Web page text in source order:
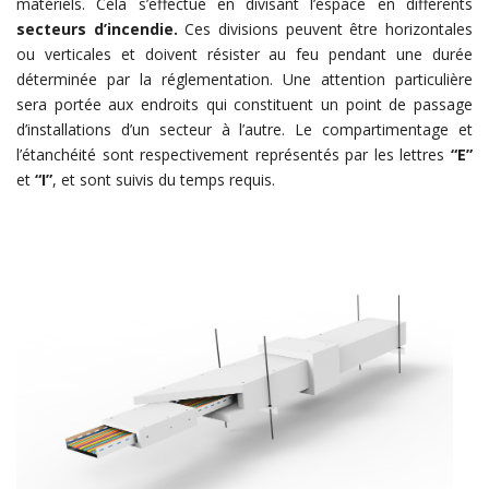
secteurs d’incendie.Ces divisions peuvent être horizontales
ou verticales et doivent résister au feu pendant une durée
déterminée par la réglementation. Une attention particulière
sera portée aux endroits qui constituent un point de passage
d’installations d’un secteur à l’autre. Le compartimentage et
l’étanchéité sont respectivement représentés par les lettres “E”
et “I”, et sont suivis du temps requis.